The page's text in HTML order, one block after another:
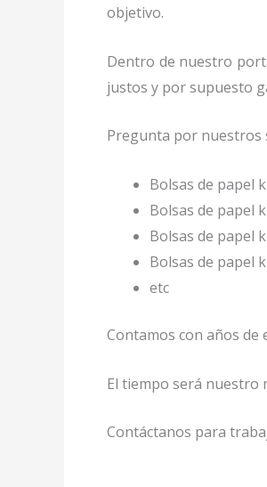
objetivo.
Dentro de nuestro
justos y por supuesto
Pregunta por nuestros
Bolsas de papel
Bolsas de papel
Bolsas de papel
Bolsas de papel
etc
Contamos con años de
El tiempo será nuestro
Contáctanos para